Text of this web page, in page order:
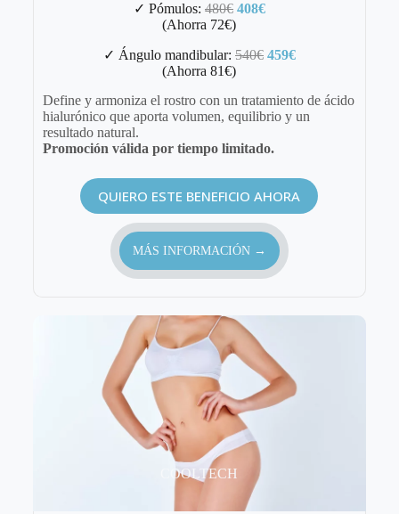
✓ Pómulos: 480€ 408€
(Ahorra 72€)
✓ Ángulo mandibular: 540€ 459€
(Ahorra 81€)
Define y armoniza el rostro con un tratamiento de ácido
hialurónico que aporta volumen, equilibrio y un
resultado natural.
Promoción válida por tiempo limitado.
QUIERO ESTE BENEFICIO AHORA
MÁS INFORMACIÓN →
COOLTECH